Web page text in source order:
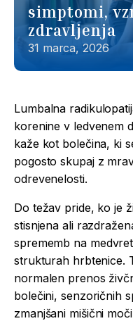
simptomi,
zdravljenja
31 marca, 2026
Lumbalna
korenine v ledvenem
kaže kot bolečina, ki
pogosto skupaj z
odrevenelosti.
Do težav pride, ko je
stisnjena ali
sprememb na
strukturah hrbtenice.
normalen prenos
bolečini, senzoričnih
zmanjšani mišični